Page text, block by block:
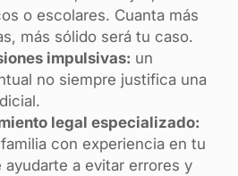
o escolares. Cuanta más
más sólido será tu caso.
impulsivas: un
no siempre justifica una
legal especializado:
con experiencia en tu
ayudarte a evitar errores y